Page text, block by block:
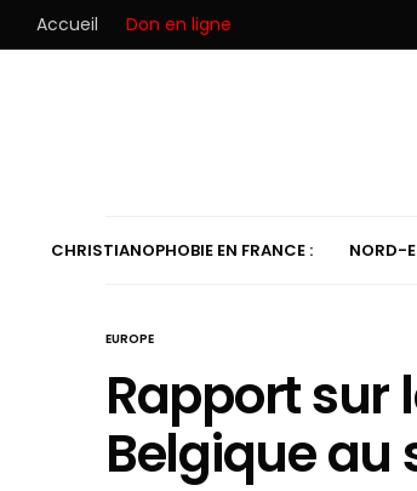
Accueil Don en ligne
CHRISTIANOPHOBIE EN FRANCE : NORD-
EUROPE
Rapport sur
Belgique au